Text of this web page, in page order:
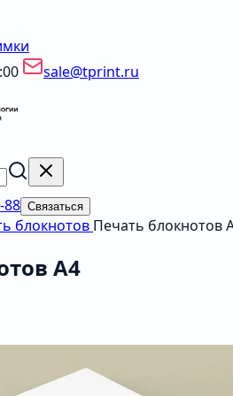
sale@tprint.ru
88 Связаться
блокнотов Печать блокнотов
А4